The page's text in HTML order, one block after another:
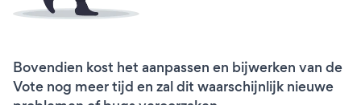
Bovendien kost het aanpassen en bijwerken van de
Vote nog meer tijd en zal dit waarschijnlijk nieuwe